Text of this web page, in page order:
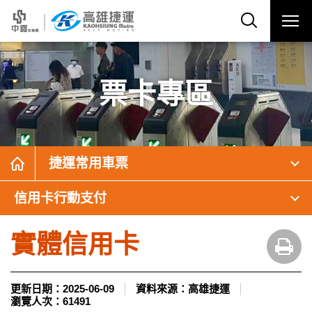
票卡專區
捷運常用車票
信用卡行動支付
實體信用卡
更新日期： 2025-06-09 資料來源： 高雄捷運
瀏覽人次： 61491